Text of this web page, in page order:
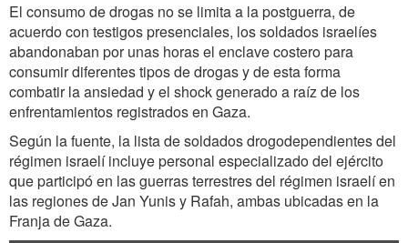
El consumo de drogas no se limita a la postguerra, de
acuerdo con testigos presenciales, los soldados israelíes
abandonaban por unas horas el enclave costero para
consumir diferentes tipos de drogas y de esta forma
combatir la ansiedad y el shock generado a raíz de los
enfrentamientos registrados en Gaza.
Según la fuente, la lista de soldados drogodependientes del
régimen israelí incluye personal especializado del ejército
que participó en las guerras terrestres del régimen israelí en
las regiones de Jan Yunis y Rafah, ambas ubicadas en la
Franja de Gaza.